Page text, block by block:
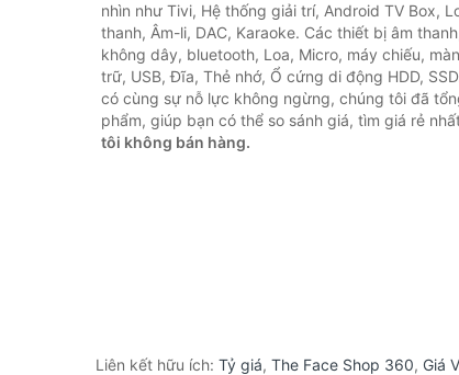
nhìn như Tivi, Hệ thống giải trí, Android TV Box,
thanh, Âm-li, DAC, Karaoke. Các thiết bị âm
không dây, bluetooth, Loa, Micro, máy chiếu,
trữ, USB, Đĩa, Thẻ nhớ, Ổ cứng di động HDD,
có cùng sự nỗ lực không ngừng, chúng tôi đã
phẩm, giúp bạn có thể so sánh giá, tìm giá rẻ
tôi không bán hàng.
Liên kết hữu ích: Tỷ giá, The Face Shop 360, Giá